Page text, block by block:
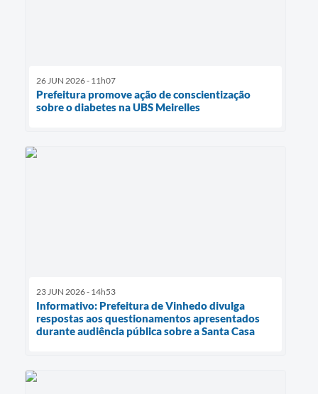
26 JUN 2026 - 11h07
Prefeitura promove ação de conscientização
sobre o diabetes na UBS Meirelles
23 JUN 2026 - 14h53
Informativo: Prefeitura de Vinhedo divulga
respostas aos questionamentos apresentados
durante audiência pública sobre a Santa Casa